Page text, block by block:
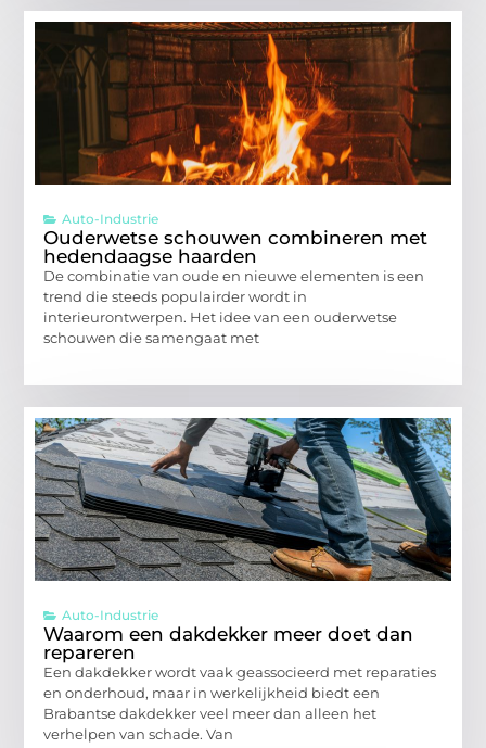
Auto-Industrie
Ouderwetse schouwen combineren met
hedendaagse haarden
De combinatie van oude en nieuwe elementen is een
trend die steeds populairder wordt in
interieurontwerpen. Het idee van een ouderwetse
schouwen die samengaat met
Auto-Industrie
Waarom een dakdekker meer doet dan
repareren
Een dakdekker wordt vaak geassocieerd met reparaties
en onderhoud, maar in werkelijkheid biedt een
Brabantse dakdekker veel meer dan alleen het
verhelpen van schade. Van